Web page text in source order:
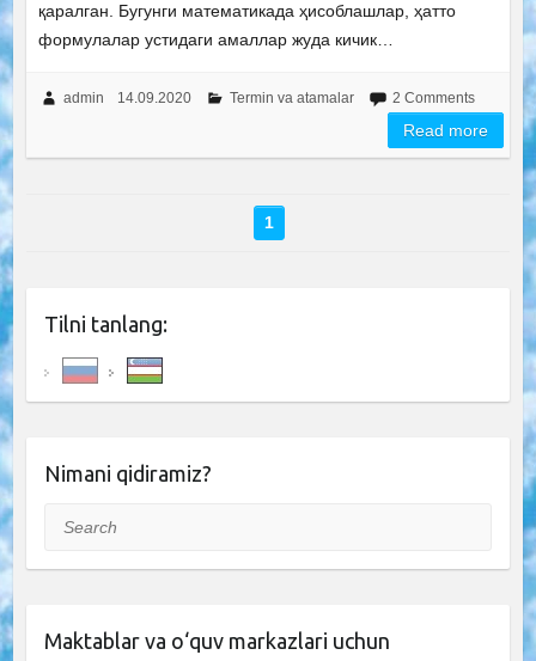
қаралган. Бугунги математикада ҳисоблашлар, ҳатто
формулалар устидаги амаллар жуда кичик…
admin 14.09.2020 Termin va atamalar 2 Comments
Read more
1
Tilni tanlang:
Nimani qidiramiz?
Search
Maktablar va o‘quv markazlari uchun